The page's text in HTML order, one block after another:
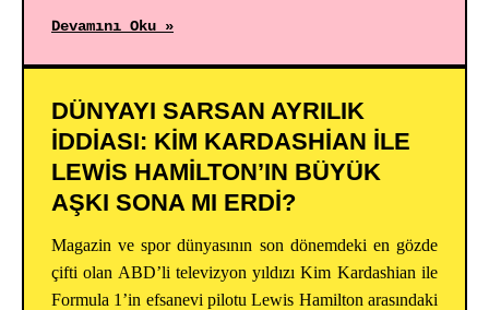
Devamını Oku »
DÜNYAYI SARSAN AYRILIK
İDDIASI: KIM KARDASHIAN ILE
LEWIS HAMILTON’IN BÜYÜK
AŞKI SONA MI ERDI?
Magazin ve spor dünyasının son dönemdeki en gözde
çifti olan ABD’li televizyon yıldızı Kim Kardashian ile
Formula 1’in efsanevi pilotu Lewis Hamilton arasındaki